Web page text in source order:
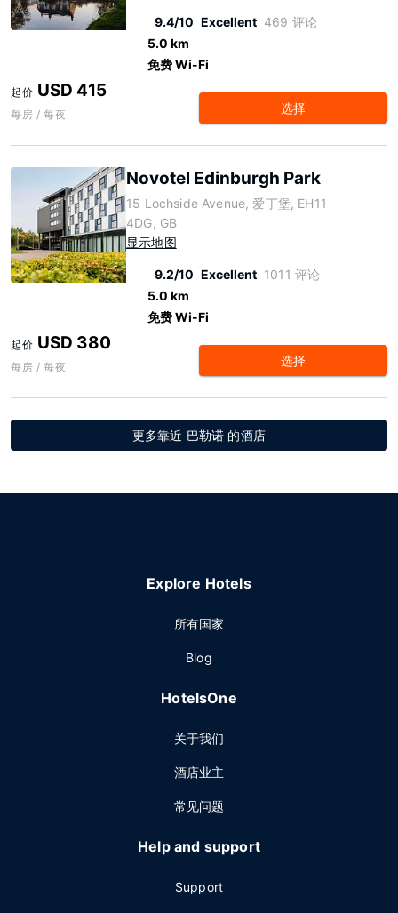
9.4/10 Excellent 469 评论
5.0 km
免费 Wi-Fi
起价 USD 415
每房 / 每夜 选择
Novotel Edinburgh Park
15 Lochside Avenue, 爱丁堡, EH11
4DG, GB
显示地图
9.2/10 Excellent 1011 评论
5.0 km
免费 Wi-Fi
起价 USD 380
每房 / 每夜 选择
更多靠近 巴勒诺 的酒店
Explore Hotels
所有国家
Blog
HotelsOne
关于我们
酒店业主
常见问题
Help and support
Support